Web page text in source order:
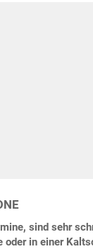
sind sehr
in einer